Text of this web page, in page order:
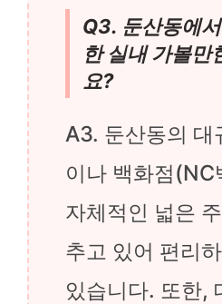
Q3. 둔산동에
한 실내 가볼만
요?
A3. 둔산동의 대
이나 백화점(NC
자체적인 넓은
추고 있어 편리
있습니다. 또한,